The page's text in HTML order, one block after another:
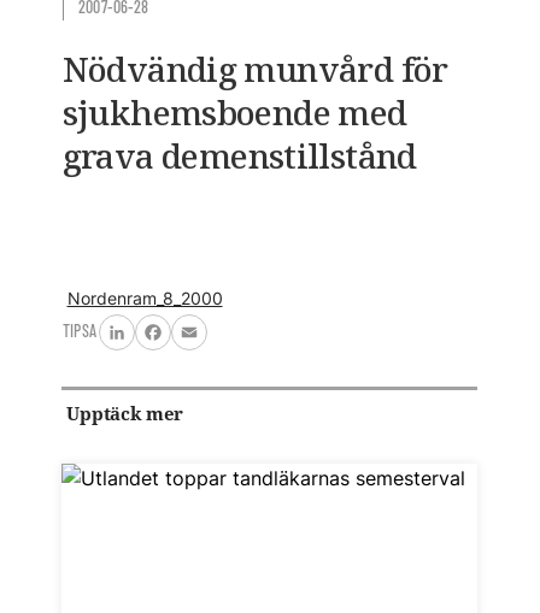
2007-06-28
Nödvändig munvård för
sjukhemsboende med
grava demenstillstånd
Nordenram_8_2000
TIPSA
LinkedInFacebook
Email
Upptäck mer